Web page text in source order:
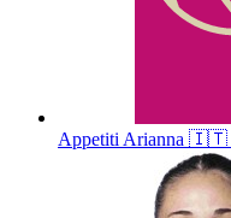
AppetitiArianna 🇮🇹